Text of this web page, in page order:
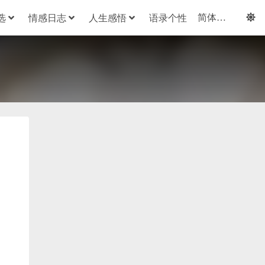
情感日志 人生感悟 语录个性